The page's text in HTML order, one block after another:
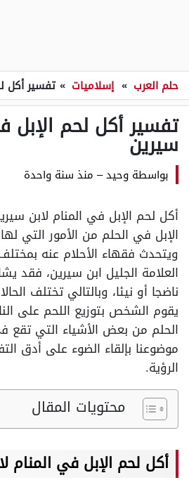
حلم العرب » إسلاميات » تفسير أكل
تفسير أكل لحم الإبل
سيرين
بواسطة وحيد– منذ سنة واحدة
أكل لحم الإبل في المنام لابن
الإبل في الحلم من الأمور التي
ويتحدث فقهاء الأحلام عنه
العلامة الجليل ابن سيرين، فقد
ناضجا أو نيئا، وبالتالي تختلف
يقوم الشخص بتوزيع اللحم على
الحلم من بعض الأشياء التي
موضوعنا بإلقاء الضوء على أدق
الرؤية.
محتويات المقال
أكل لحم الإبل في المنام